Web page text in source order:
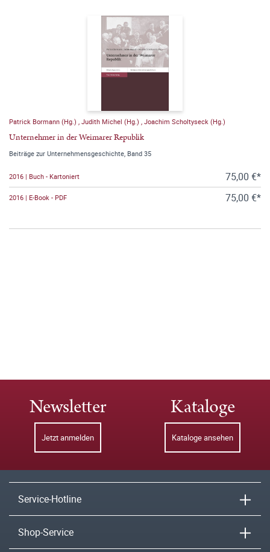
Patrick Bormann (Hg.) Judith Michel (Hg.) Joachim Scholtyseck (Hg.)
Unternehmer in der Weimarer Republik
Beiträge zur Unternehmensgeschichte, Band 35
2016 | Buch - Kartoniert 75,00 €*
2016 | E-Book - PDF 75,00 €*
Newsletter
Jetzt anmelden
Kataloge
Kataloge ansehen
Service-Hotline
Shop-Service